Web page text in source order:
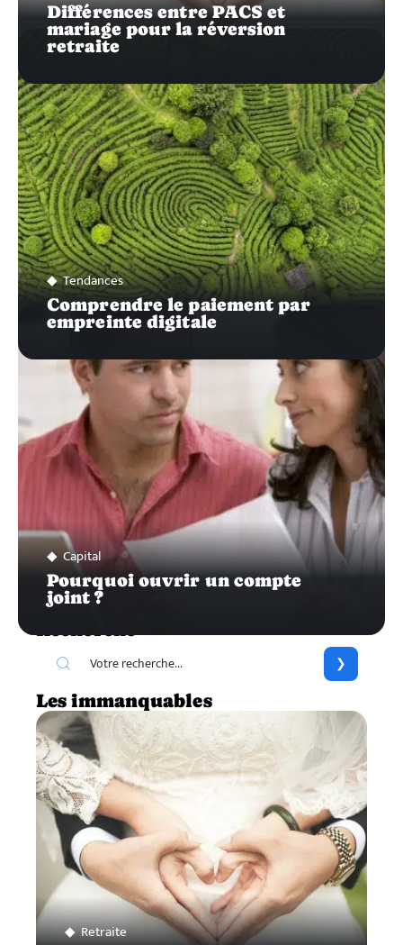
Différences entre PACS et
mariage pour la réversion
retraite
Tendances
Comprendre le paiement par
empreinte digitale
Capital
Pourquoi ouvrir un compte
joint ?
Les immanquables
Retraite